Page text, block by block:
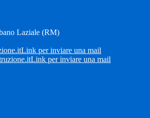
Laziale (RM)
Link per inviare una mail
Link per inviare una mail